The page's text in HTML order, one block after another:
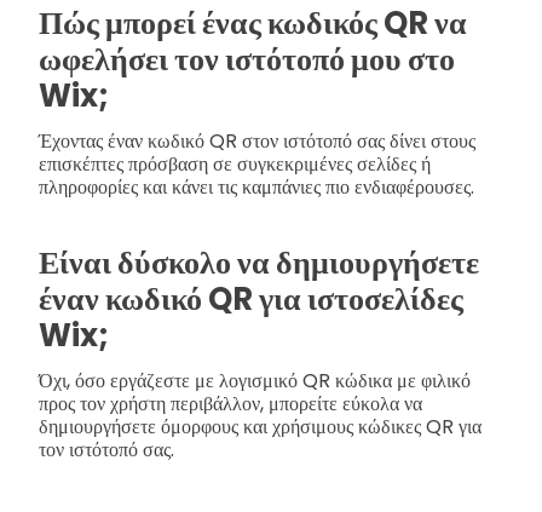
Πώς μπορεί ένας κωδικός QR να
ωφελήσει τον ιστότοπό μου στο
Wix;
Έχοντας έναν κωδικό QR στον ιστότοπό σας δίνει στους
επισκέπτες πρόσβαση σε συγκεκριμένες σελίδες ή
πληροφορίες και κάνει τις καμπάνιες πιο ενδιαφέρουσες.
Είναι δύσκολο να δημιουργήσετε
έναν κωδικό QR για ιστοσελίδες
Wix;
Όχι, όσο εργάζεστε με λογισμικό QR κώδικα με φιλικό
προς τον χρήστη περιβάλλον, μπορείτε εύκολα να
δημιουργήσετε όμορφους και χρήσιμους κώδικες QR για
τον ιστότοπό σας.